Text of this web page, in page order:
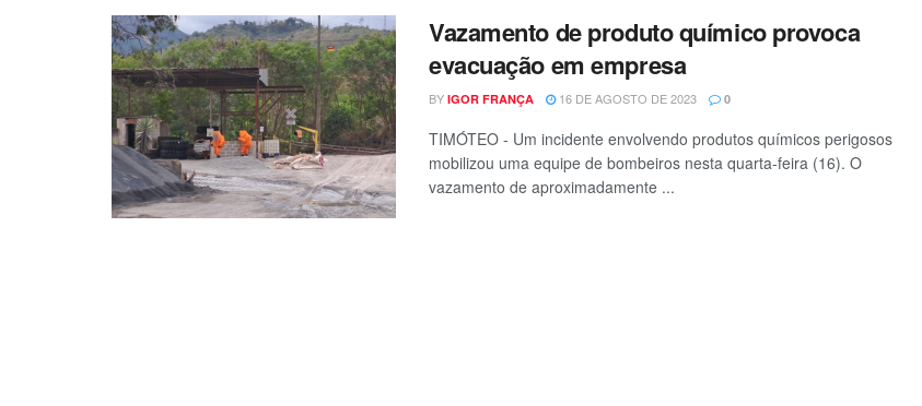
Vazamento de produto químico provoca
evacuação em empresa
BY IGOR FRANÇA 16 DE AGOSTO DE 2023 0
TIMÓTEO - Um incidente envolvendo produtos químicos perigosos
mobilizou uma equipe de bombeiros nesta quarta-feira (16). O
vazamento de aproximadamente ...